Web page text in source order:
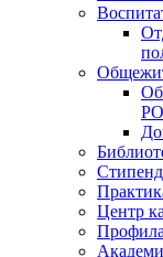
Центр